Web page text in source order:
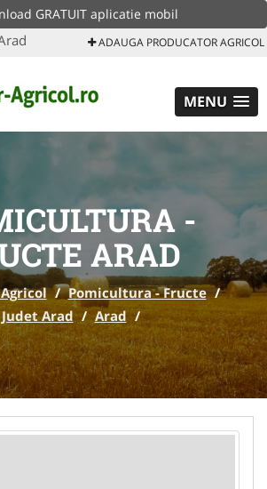
GRATUIT aplicatie mobil
ADAUGA PRODUCATOR AGRICOL
MENU
-
ARAD
/ Pomicultura - Fructe /
Judet Arad / Arad /